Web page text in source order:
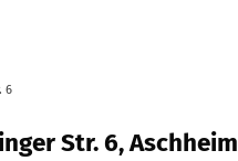
6
Str. 6, Aschheim